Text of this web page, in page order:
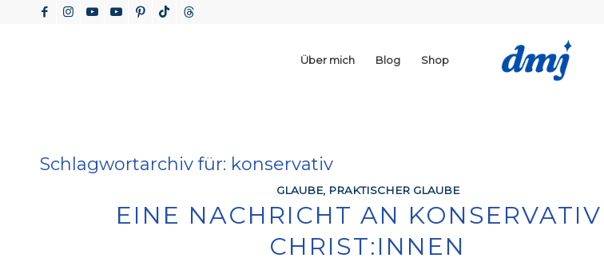
Über mich Blog Shop
Schlagwortarchiv für: konservativ
GLAUBE, PRAKTISCHER GLAUBE
EINE NACHRICHT AN
CHRIST:INNEN